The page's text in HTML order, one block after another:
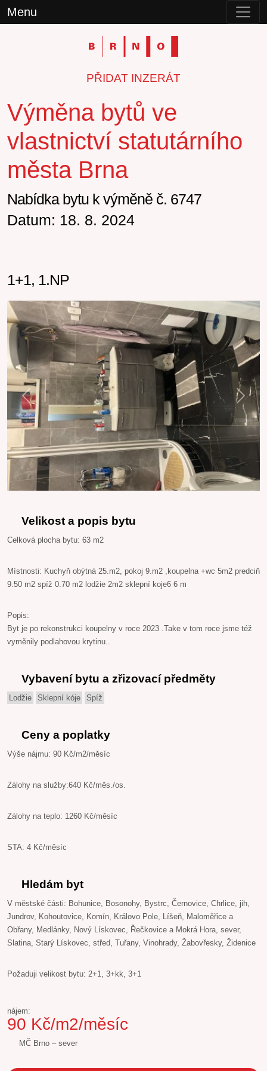
Menu
PŘIDAT INZERÁT
Výměna bytů ve
vlastnictví statutárního
města Brna
Nabídka bytu k výměně č. 6747
Datum: 18. 8. 2024
1+1, 1.NP
Previous Next
Velikost a popis bytu
Celková plocha bytu: 63 m2
Místnosti: Kuchyň obýtná 25.m2, pokoj 9.m2 ,koupelna +wc 5m2 predciň
9.50 m2 spíž 0.70 m2 lodžie 2m2 sklepní koje6 6 m
Popis:
Byt je po rekonstrukci koupelny v roce 2023 .Take v tom roce jsme též
vyměnily podlahovou krytinu..
Vybavení bytu a zřizovací předměty
Lodžie Sklepní kóje Spíž
Ceny a poplatky
Výše nájmu: 90 Kč/m2/měsíc
Zálohy na služby:640 Kč/měs./os.
Zálohy na teplo: 1260 Kč/měsíc
STA: 4 Kč/měsíc
Hledám byt
V městské části: Bohunice, Bosonohy, Bystrc, Černovice, Chrlice, jih,
Jundrov, Kohoutovice, Komín, Královo Pole, Líšeň, Maloměřice a
Obřany, Medlánky, Nový Lískovec, Řečkovice a Mokrá Hora, sever,
Slatina, Starý Lískovec, střed, Tuřany, Vinohrady, Žabovřesky, Židenice
Požaduji velikost bytu: 2+1, 3+kk, 3+1
nájem:
90 Kč/m2/měsíc
MČ Brno – sever